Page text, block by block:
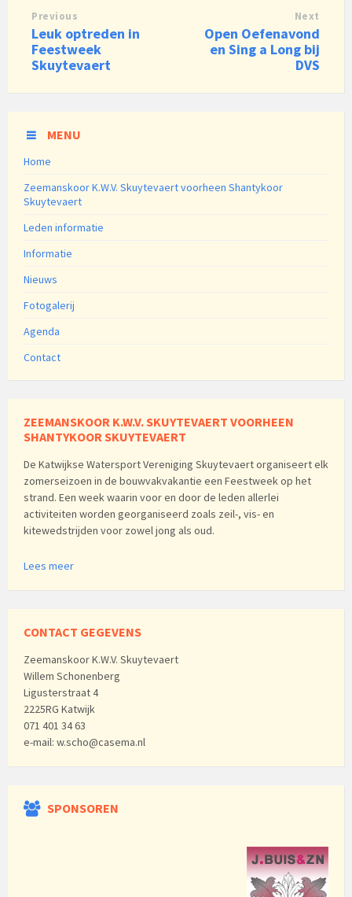
Previous
Leuk optreden in
Feestweek
Skuytevaert
Next
Open Oefenavond
en Sing a Long bij
DVS
MENU
Home
Zeemanskoor K.W.V. Skuytevaert voorheen Shantykoor
Skuytevaert
Leden informatie
Informatie
Nieuws
Fotogalerij
Agenda
Contact
ZEEMANSKOOR K.W.V. SKUYTEVAERT VOORHEEN
SHANTYKOOR SKUYTEVAERT
De Katwijkse Watersport Vereniging Skuytevaert organiseert elk
zomerseizoen in de bouwvakvakantie een Feestweek op het
strand. Een week waarin voor en door de leden allerlei
activiteiten worden georganiseerd zoals zeil-, vis- en
kitewedstrijden voor zowel jong als oud.
Lees meer
CONTACT GEGEVENS
Zeemanskoor K.W.V. Skuytevaert
Willem Schonenberg
Ligusterstraat 4
2225RG Katwijk
071 401 34 63
e-mail: w.scho@casema.nl
SPONSOREN